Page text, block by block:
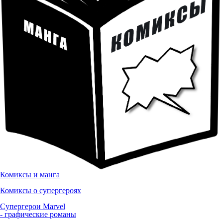
Комиксы и манга
Комиксы о супергероях
Супергерои Marvel
- графические романы